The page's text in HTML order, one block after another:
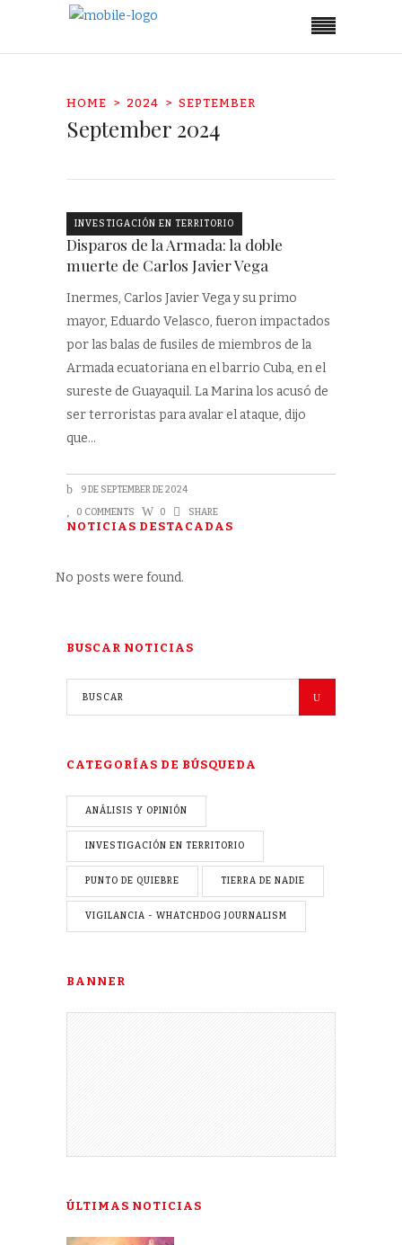
HOME 2024 SEPTEMBER
September 2024
INVESTIGACIÓN EN TERRITORIO
Disparos de la Armada: la doble
muerte de Carlos Javier Vega
Inermes, Carlos Javier Vega y su primo
mayor, Eduardo Velasco, fueron impactados
por las balas de fusiles de miembros de la
Armada ecuatoriana en el barrio Cuba, en el
sureste de Guayaquil. La Marina los acusó de
ser terroristas para avalar el ataque, dijo
que
9 DE SEPTEMBER DE 2024
0 COMMENTS 0 SHARE
NOTICIAS DESTACADAS
No posts were found.
BUSCAR NOTICIAS
CATEGORÍAS DE BÚSQUEDA
ANÁLISIS Y OPINIÓN
INVESTIGACIÓN EN TERRITORIO
PUNTO DE QUIEBRE TIERRA DE NADIE
VIGILANCIA - WHATCHDOG JOURNALISM
BANNER
ÚLTIMAS NOTICIAS